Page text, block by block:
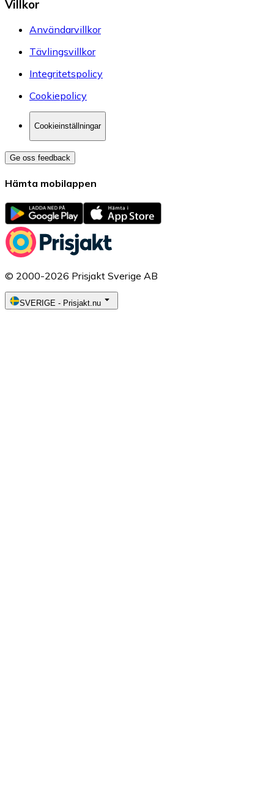
Villkor
Användarvillkor
Tävlingsvillkor
Integritetspolicy
Cookiepolicy
Cookieinställningar
Ge oss feedback
Hämta mobilappen
© 2000-2026 Prisjakt Sverige AB
SVERIGE - Prisjakt.nu